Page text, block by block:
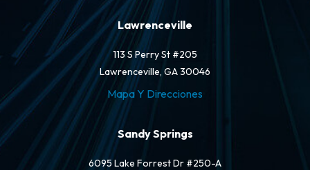
Lawrenceville
113 S Perry St #205
Lawrenceville, GA 30046
Mapa Y Direcciones
Sandy Springs
6095 Lake Forrest Dr #250-A